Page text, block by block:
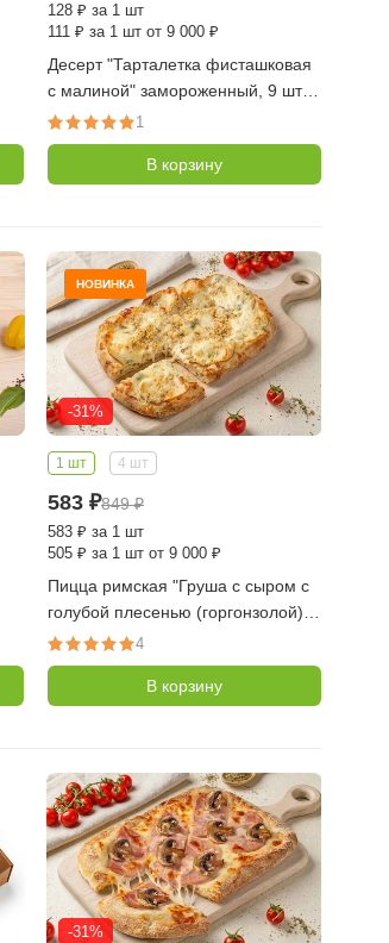
128 ₽ за 1 шт
111 ₽ за 1 шт от 9 000 ₽
Десерт "Тарталетка фисташковая
с малиной" замороженный, 9 шт в
упаковке (Десертные Истории)
1
В корзину
НОВИНКА
-31%
1 шт 4 шт
583 ₽849₽
583 ₽ за 1 шт
505 ₽ за 1 шт от 9 000 ₽
Пицца римская "Груша с сыром с
голубой плесенью (горгонзолой)"
SEVENSMILE 440 гр. с/м - 1 шт.
4
В корзину
-31%